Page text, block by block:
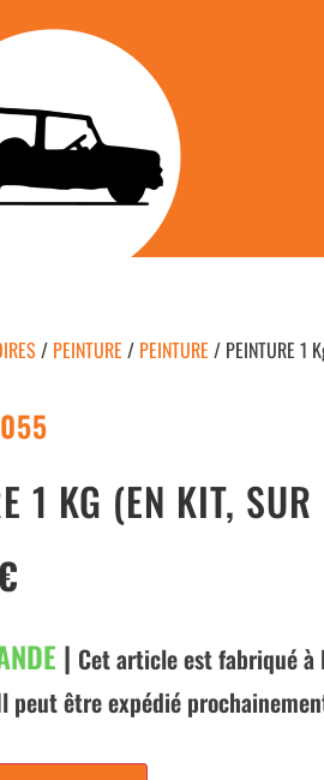
/ PEINTURE / PEINTURE / PEINTURE 1
1 KG (EN KIT,
| Cet article est fabriqué à
peut être expédié